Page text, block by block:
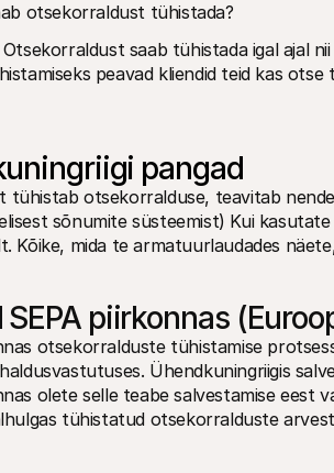
otsekorraldust tühistada?
saab tühistada igal ajal
peavad kliendid teid kas
pangad
tühistab otsekorralduse, teavitab
sõnumite süsteemist) Kui
Kõike, mida te armatuurlaudades
SEPA piirkonnas
otsekorralduste tühistamise
Ühendkuningriigis
olete selle teabe salvestamise eest
tühistatud otsekorralduste